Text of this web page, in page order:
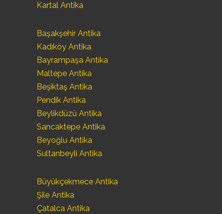
Kartal Antika
Başakşehir Antika
Kadıköy Antika
Bayrampaşa Antika
Maltepe Antika
Beşiktaş Antika
Pendik Antika
Beylikdüzü Antika
Sancaktepe Antika
Beyoğlu Antika
Sultanbeyli Antika
Büyükçekmece Antika
Şile Antika
Çatalca Antika